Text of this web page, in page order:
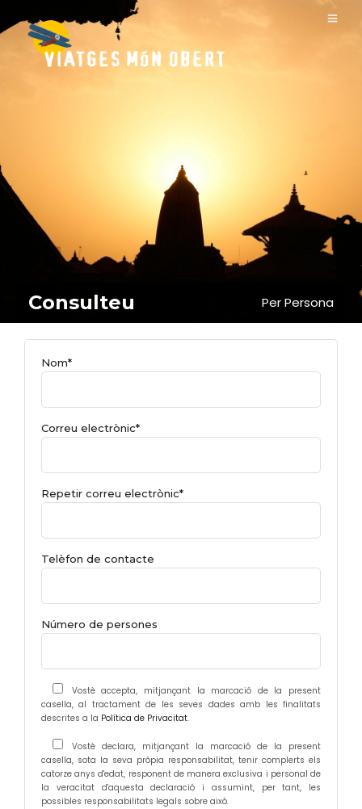
Consulteu Per Persona
Nom*
Correu electrònic*
Repetir correu electrònic*
Telèfon de contacte
Número de persones
Vostè accepta, mitjançant la marcació de la present
casella, al tractament de les seves dades amb les finalitats
descrites a la Política de Privacitat.
Vostè declara, mitjançant la marcació de la present
casella, sota la seva pròpia responsabilitat, tenir complerts els
catorze anys d'edat, responent de manera exclusiva i personal de
la veracitat d'aquesta declaració i assumint, per tant, les
possibles responsabilitats legals sobre això.